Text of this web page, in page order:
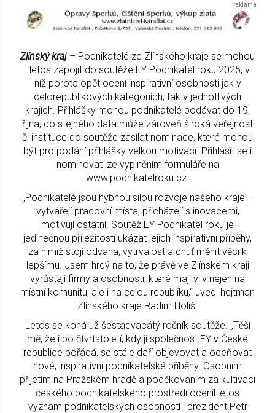
Zlínský kraj – Podnikatelé ze Zlínského kraje se mohou
i letos zapojit do soutěže EY Podnikatel roku 2025, v
níž porota opět ocení inspirativní osobnosti jak v
celorepublikových kategoriích, tak v jednotlivých
krajích. Přihlášky mohou podnikatelé podávat do 19.
října, do stejného data může zároveň široká veřejnost
či instituce do soutěže zasílat nominace, které mohou
být pro podání přihlášky velkou motivací. Přihlásit se i
nominovat lze vyplněním formuláře na
www.podnikatelroku.cz.
„Podnikatelé jsou hybnou silou rozvoje našeho kraje –
vytvářejí pracovní místa, přicházejí s inovacemi,
motivují ostatní. Soutěž EY Podnikatel roku je
jedinečnou příležitostí ukázat jejich inspirativní příběhy,
za nimiž stojí odvaha, vytrvalost a chuť měnit věci k
lepšímu. Jsem hrdý na to, že právě ve Zlínském kraji
vyrůstají firmy a osobnosti, které mají vliv nejen na
místní komunitu, ale i na celou republiku,“ uvedl hejtman
Zlínského kraje Radim Holiš.
Letos se koná už šestadvacátý ročník soutěže. „Těší
mě, že i po čtvrtstoletí, kdy ji společnost EY v České
republice pořádá, se stále daří objevovat a oceňovat
nové, inspirativní podnikatelské příběhy. Osobním
přijetím na Pražském hradě a poděkováním za kultivaci
českého podnikatelského prostředí ocenil letos
význam podnikatelských osobností i prezident Petr